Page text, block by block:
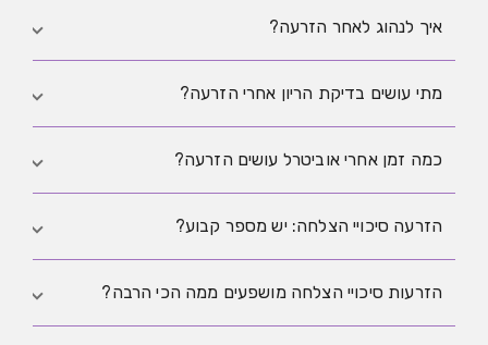
היגיינה, תזמון, תיעוד וציוד מוכן מראש בלי אלתורים.
איך לנהוג לאחר הזרעה?
אפשר לחזור לשגרה. פונים לבדיקה אם יש חום, כאב חריג
מתי עושים בדיקת הריון אחרי הזרעה?
בדרך כלל סביב איחור הווסת, או לפי הנחיה רפואית.
כמה זמן אחרי אוביטרל עושים הזרעה?
כאשר יש טיפול תרופתי כמו אוביטרל, התזמון נקבע לפי
אחיד במקום הנחיה אישית.
הזרעה סיכויי הצלחה: יש מספר קבוע?
לא. הסיכוי תלוי בגיל, ביוץ, איכות זרע ודיוק בתזמון.
הזרעות סיכויי הצלחה מושפעים ממה הכי הרבה?